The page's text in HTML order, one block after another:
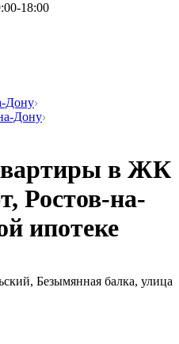
18:00
Дону
Дону
в ЖК
Ростов-на-
ипотеке
Безымянная балка, улица